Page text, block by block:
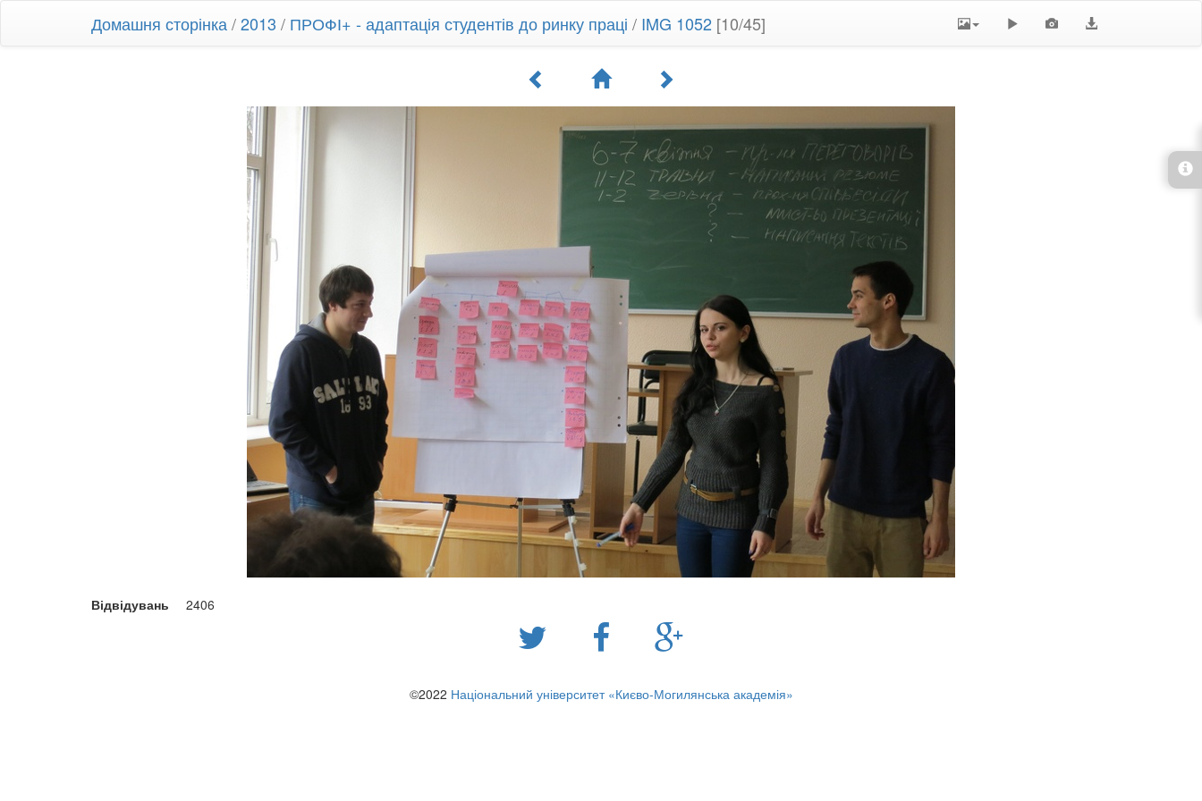
Домашня сторінка /2013 / ПРОФІ+ - адаптація студентів до ринку праці / IMG 1052 [10/45]
Відвідувань 2406
©2022 Національний університет «Києво-Могилянська академія»